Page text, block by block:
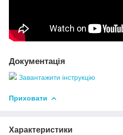
Документація
Завантажити інструкцію
Приховати
Характеристики